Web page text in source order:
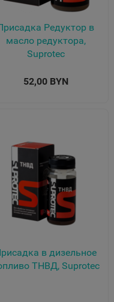
Редуктор в
масло редуктора,
Suprotec
52,00 BYN
в дизельное
ТНВД, Suprotec